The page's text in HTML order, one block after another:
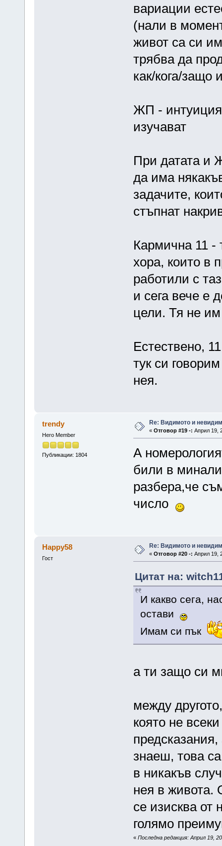
вариации
(нали в
живот са си
трябва да
как/кога/защо
ЖП -
изучават
При датата и
да има
задачите,
стъпнат
Кармична 11 -
хора, които в
работили с
и сега вече е
цели. Тя не им
Естествено,
тук си
нея.
trendy
Hero Member
Публикации: 1804
Re: Видимото и
« Отговор #19 -: Април 19,
А
били в
разбера,че
число
Happy58
Гост
Re: Видимото и
« Отговор #20 -: Април 19,
Цитат на:
И какво сега,
остави
Имам си пък
а ти защо си
между
която не
знаеш, това
в никакъв
нея в живота.
се изисква от
голямо
« Последна редакция: Април 19,